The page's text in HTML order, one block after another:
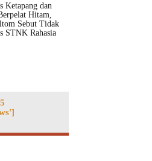
Ketapang dan
Hitam,
Sebut Tidak
STNK Rahasia